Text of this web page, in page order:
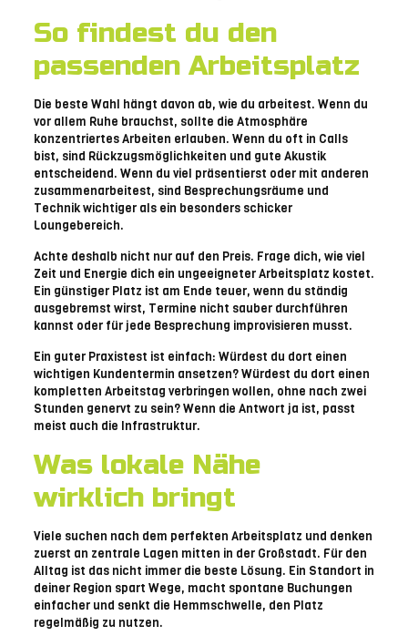
So findest du den
passenden Arbeitsplatz
Die beste Wahl hängt davon ab, wie du arbeitest. Wenn du
vor allem Ruhe brauchst, sollte die Atmosphäre
konzentriertes Arbeiten erlauben. Wenn du oft in Calls
bist, sind Rückzugsmöglichkeiten und gute Akustik
entscheidend. Wenn du viel präsentierst oder mit anderen
zusammenarbeitest, sind Besprechungsräume und
Technik wichtiger als ein besonders schicker
Loungebereich.
Achte deshalb nicht nur auf den Preis. Frage dich, wie viel
Zeit und Energie dich ein ungeeigneter Arbeitsplatz kostet.
Ein günstiger Platz ist am Ende teuer, wenn du ständig
ausgebremst wirst, Termine nicht sauber durchführen
kannst oder für jede Besprechung improvisieren musst.
Ein guter Praxistest ist einfach: Würdest du dort einen
wichtigen Kundentermin ansetzen? Würdest du dort einen
kompletten Arbeitstag verbringen wollen, ohne nach zwei
Stunden genervt zu sein? Wenn die Antwort ja ist, passt
meist auch die Infrastruktur.
Was lokale Nähe
wirklich bringt
Viele suchen nach dem perfekten Arbeitsplatz und denken
zuerst an zentrale Lagen mitten in der Großstadt. Für den
Alltag ist das nicht immer die beste Lösung. Ein Standort in
deiner Region spart Wege, macht spontane Buchungen
einfacher und senkt die Hemmschwelle, den Platz
regelmäßig zu nutzen.